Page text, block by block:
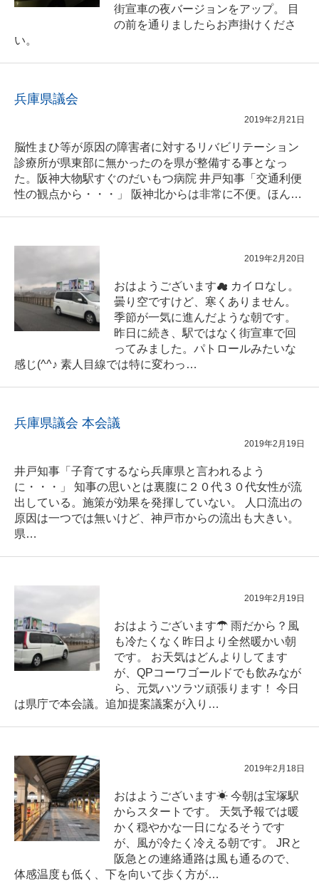
街宣車の夜バージョンをアップ。 目
の前を通りましたらお声掛けくださ
い。
兵庫県議会
2019年2月21日
脳性まひ等が原因の障害者に対するリバビリテーション
診療所が県東部に無かったのを県が整備する事となっ
た。阪神大物駅すぐのだいもつ病院 井戸知事「交通利便
性の観点から・・・」 阪神北からは非常に不便。ほん…
2019年2月20日
おはようございます☁ カイロなし。
曇り空ですけど、寒くありません。
季節が一気に進んだような朝です。
昨日に続き、駅ではなく街宣車で回
ってみました。パトロールみたいな
感じ(^^♪ 素人目線では特に変わっ…
兵庫県議会 本会議
2019年2月19日
井戸知事「子育てするなら兵庫県と言われるよう
に・・・」 知事の思いとは裏腹に２０代３０代女性が流
出している。施策が効果を発揮していない。 人口流出の
原因は一つでは無いけど、神戸市からの流出も大きい。
県…
2019年2月19日
おはようございます☂ 雨だから？風
も冷たくなく昨日より全然暖かい朝
です。 お天気はどんよりしてます
が、QPコーワゴールドでも飲みなが
ら、元気ハツラツ頑張ります！ 今日
は県庁で本会議。追加提案議案が入り…
2019年2月18日
おはようございます☀ 今朝は宝塚駅
からスタートです。 天気予報では暖
かく穏やかな一日になるそうです
が、風が冷たく冷える朝です。 JRと
阪急との連絡通路は風も通るので、
体感温度も低く、下を向いて歩く方が…